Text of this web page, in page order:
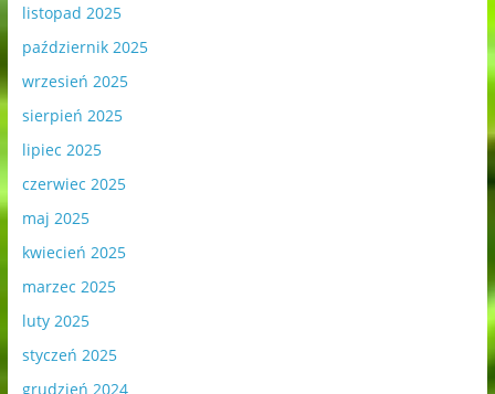
listopad 2025
październik 2025
wrzesień 2025
sierpień 2025
lipiec 2025
czerwiec 2025
maj 2025
kwiecień 2025
marzec 2025
luty 2025
styczeń 2025
grudzień 2024